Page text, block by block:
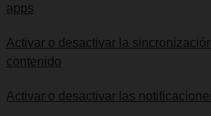
apps
Activar o desactivar la
contenido
Activar o desactivar las